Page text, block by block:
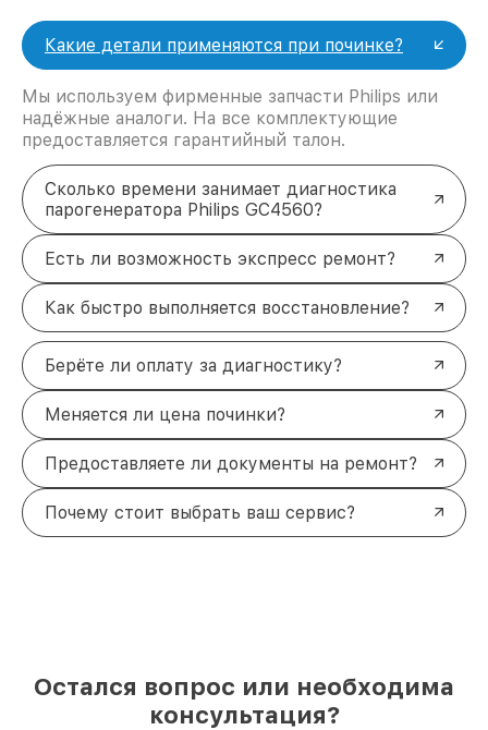
Какие детали применяются при починке?
Мы используем фирменные запчасти Philips или
надёжные аналоги. На все комплектующие
предоставляется гарантийный талон.
Сколько времени занимает диагностика
парогенератора Philips GC4560?
Есть ли возможность экспресс ремонт?
Как быстро выполняется восстановление?
Берёте ли оплату за диагностику?
Меняется ли цена починки?
Предоставляете ли документы на ремонт?
Почему стоит выбрать ваш сервис?
Остался вопрос или необходима
консультация?